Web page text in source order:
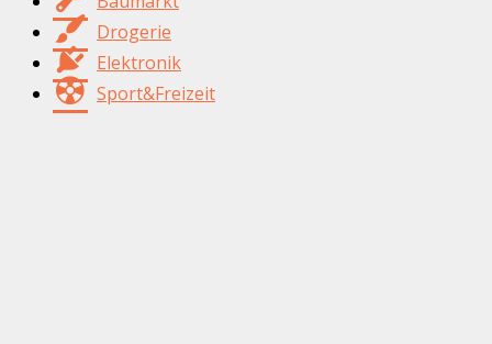
Drogerie
Elektronik
Sport&Freizeit